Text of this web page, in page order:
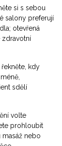
si s sebou
salony preferují
otevřená
zdravotní
kdy
sdělí
volte
prohloubit
nebo